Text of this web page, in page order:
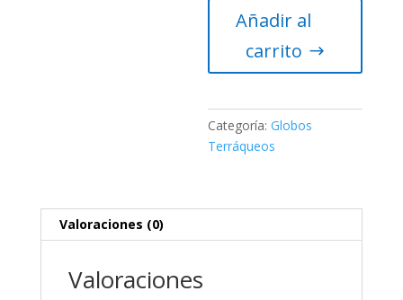
AntiguaAñadir al
carrito
Categoría:Globos
Terráqueos
Valoraciones (0)
Valoraciones